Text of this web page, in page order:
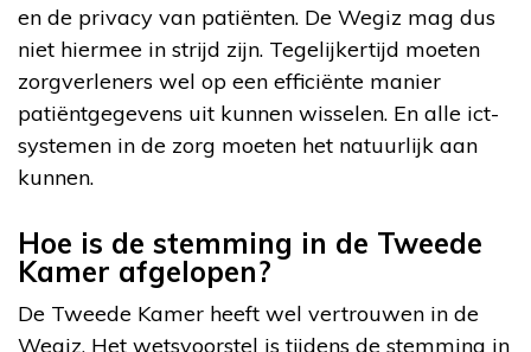
en de privacy van patiënten. De Wegiz mag dus
niet hiermee in strijd zijn. Tegelijkertijd moeten
zorgverleners wel op een efficiënte manier
patiëntgegevens uit kunnen wisselen. En alle ict-
systemen in de zorg moeten het natuurlijk aan
kunnen.
Hoe is de stemming in de Tweede
Kamer afgelopen?
De Tweede Kamer heeft wel vertrouwen in de
Wegiz. Het wetsvoorstel is tijdens de stemming in